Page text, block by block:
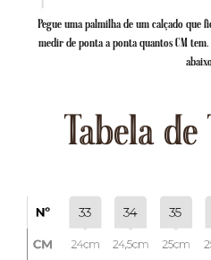
Pegue uma palmilha de um calçado que
medir de ponta a ponta quantos CM
Tabela de